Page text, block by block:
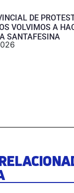
DE
VOLVIMOS A
SANTAFESINA